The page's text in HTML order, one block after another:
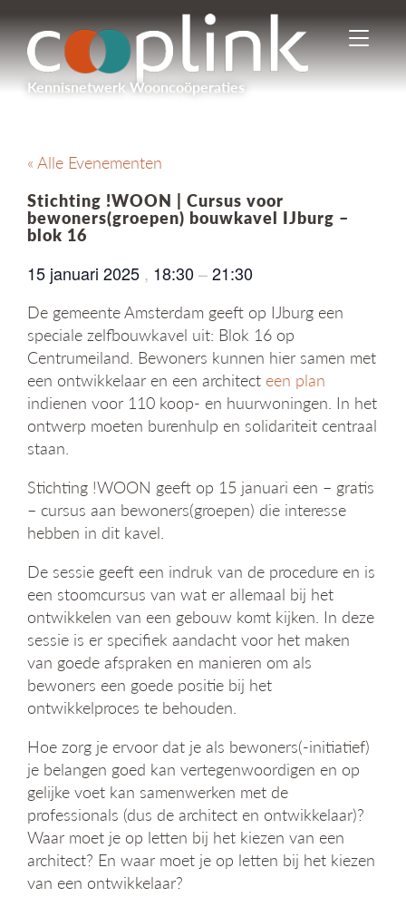
Kennisnetwerk Wooncoöperaties
I
n
-
a
i
g
e
« Alle Evenementen
Stichting !WOON | Cursus voor
bewoners(groepen) bouwkavel IJburg –
blok 16
15 januari 2025 , 18:30 –21:30
De gemeente Amsterdam geeft op IJburg een
speciale zelfbouwkavel uit: Blok 16 op
Centrumeiland. Bewoners kunnen hier samen met
een ontwikkelaar en een architect een plan
indienen voor 110 koop- en huurwoningen. In het
ontwerp moeten burenhulp en solidariteit centraal
staan.
Stichting !WOON geeft op 15 januari een – gratis
– cursus aan bewoners(groepen) die interesse
hebben in dit kavel.
De sessie geeft een indruk van de procedure en is
een stoomcursus van wat er allemaal bij het
ontwikkelen van een gebouw komt kijken. In deze
sessie is er specifiek aandacht voor het maken
van goede afspraken en manieren om als
bewoners een goede positie bij het
ontwikkelproces te behouden.
Hoe zorg je ervoor dat je als bewoners(-initiatief)
je belangen goed kan vertegenwoordigen en op
gelijke voet kan samenwerken met de
professionals (dus de architect en ontwikkelaar)?
Waar moet je op letten bij het kiezen van een
architect? En waar moet je op letten bij het kiezen
van een ontwikkelaar?